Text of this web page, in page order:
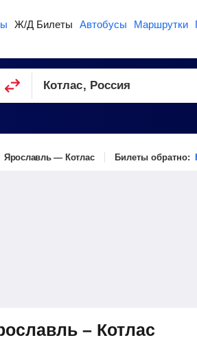
Ж/Д Билеты Автобусы Маршрутки
Ярославль — Котлас Билеты обратно:
– Котлас